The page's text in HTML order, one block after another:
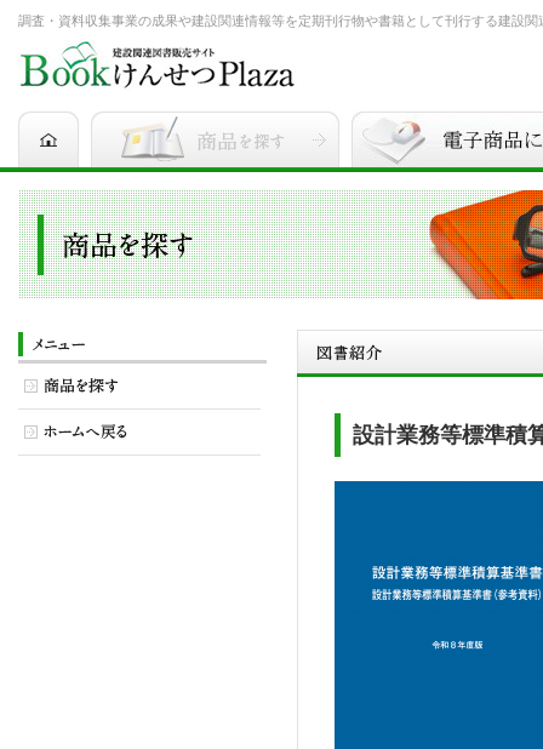
調査・資料収集事業の成果や建設関連情報等を定期刊行物や書籍として刊行する建設
設計業務等標準積